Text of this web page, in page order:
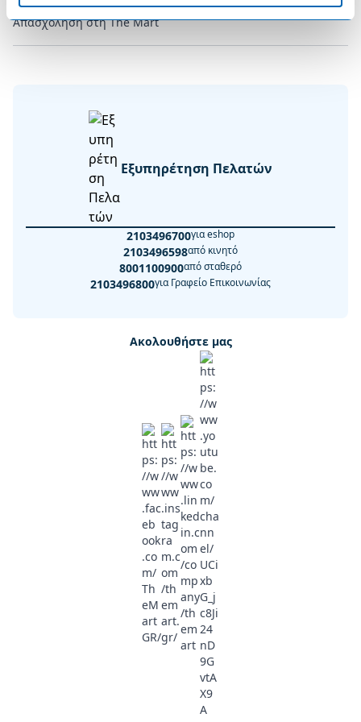
Απασχόληση στη The Mart
Εξυπηρέτηση Πελατών
2103496700για eshop
2103496598από κινητό
8001100900από σταθερό
2103496800για Γραφείο Επικοινωνίας
Ακολουθήστε μας